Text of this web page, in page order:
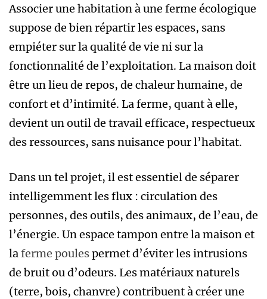
Associer une habitation à une ferme écologique
suppose de bien répartir les espaces, sans
empiéter sur la qualité de vie ni sur la
fonctionnalité de l’exploitation. La maison doit
être un lieu de repos, de chaleur humaine, de
confort et d’intimité. La ferme, quant à elle,
devient un outil de travail efficace, respectueux
des ressources, sans nuisance pour l’habitat.
Dans un tel projet, il est essentiel de séparer
intelligemment les flux : circulation des
personnes, des outils, des animaux, de l’eau, de
l’énergie. Un espace tampon entre la maison et
laferme poulespermet d’éviter les intrusions
de bruit ou d’odeurs. Les matériaux naturels
(terre, bois, chanvre) contribuent à créer une